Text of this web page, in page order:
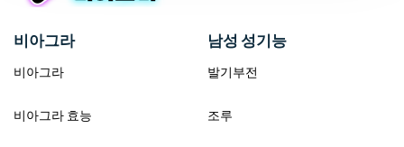
비아그라
비아그라
비아그라 효능
남성 성기능
발기부전
조루